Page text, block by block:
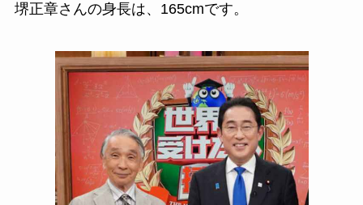
堺正章さんの身長は、165cmです。